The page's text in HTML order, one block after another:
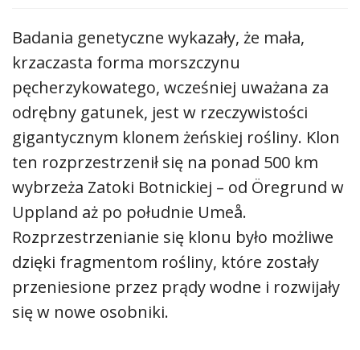
Badania genetyczne wykazały, że mała,
krzaczasta forma morszczynu
pęcherzykowatego, wcześniej uważana za
odrębny gatunek, jest w rzeczywistości
gigantycznym klonem żeńskiej rośliny. Klon
ten rozprzestrzenił się na ponad 500 km
wybrzeża Zatoki Botnickiej – od Öregrund w
Uppland aż po południe Umeå.
Rozprzestrzenianie się klonu było możliwe
dzięki fragmentom rośliny, które zostały
przeniesione przez prądy wodne i rozwijały
się w nowe osobniki.